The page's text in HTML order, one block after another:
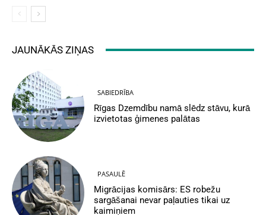
JAUNĀKĀS ZIŅAS
SABIEDRĪBA
Rīgas Dzemdību namā slēdz stāvu, kurā
izvietotas ģimenes palātas
PASAULĒ
Migrācijas komisārs: ES robežu
sargāšanai nevar paļauties tikai uz
kaimiņiem